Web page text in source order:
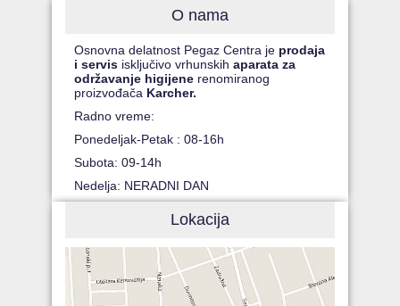
O nama
Osnovna delatnost Pegaz Centra je prodaja
i servis isključivo vrhunskihaparata za
održavanje higijene renomiranog
proizvođača Karcher.
Radno vreme:
Ponedeljak-Petak : 08-16h
Subota: 09-14h
Nedelja: NERADNI DAN
Lokacija